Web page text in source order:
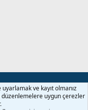
Yardım
ve kayıt olmanız
düzenlemelere uygun çerezler